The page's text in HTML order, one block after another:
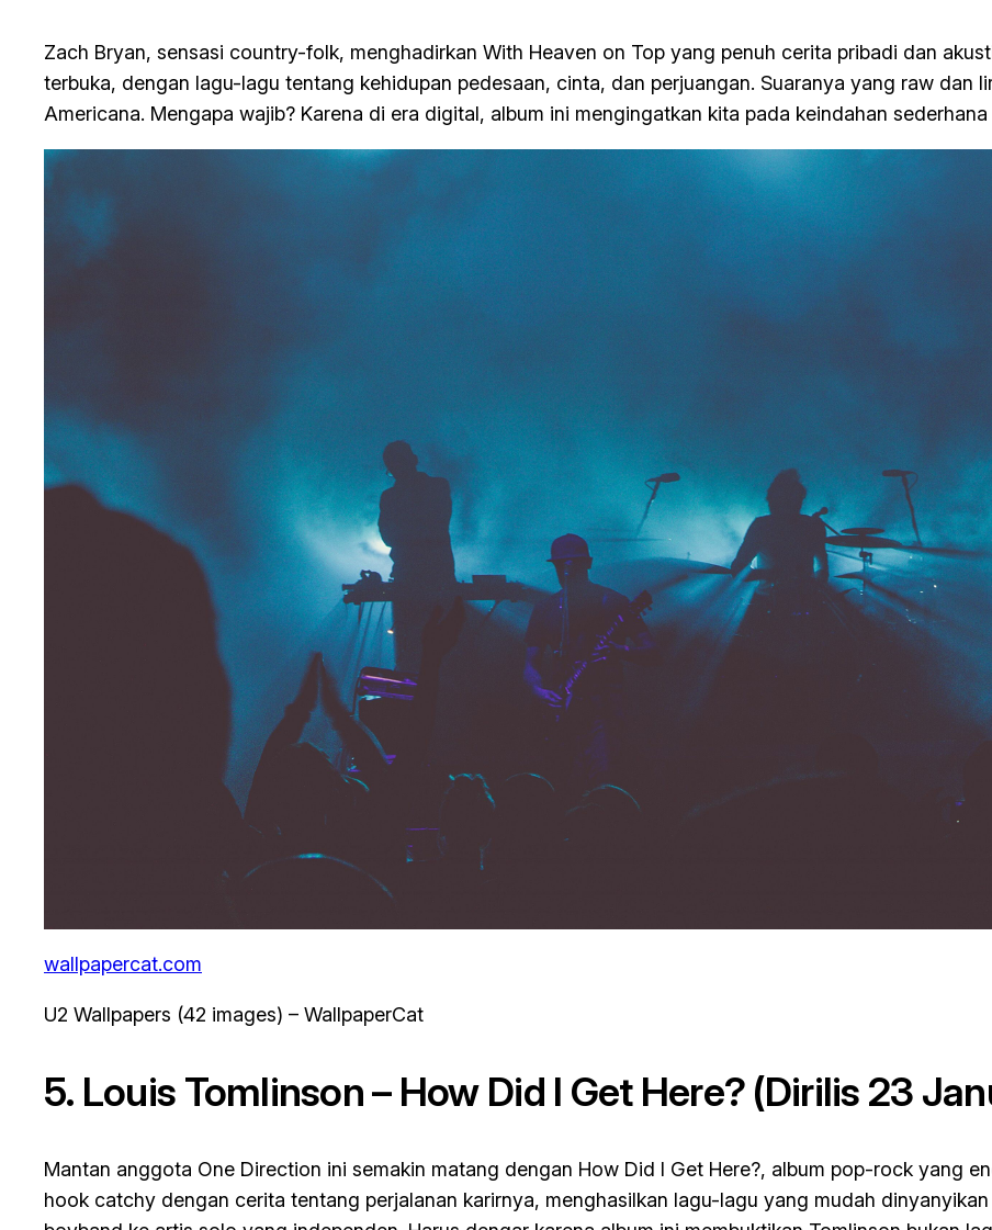
Zach Bryan, sensasi country-folk, menghadirkan With Heaven on Top yang penuh cerita pribadi dan
terbuka, dengan lagu-lagu tentang kehidupan pedesaan, cinta, dan perjuangan. Suaranya yang raw dan
Americana. Mengapa wajib? Karena di era digital, album ini mengingatkan kita pada keindahan
wallpapercat.com
U2 Wallpapers (42 images) – WallpaperCat
5. Louis Tomlinson – How Did I Get Here? (Dirilis 23
Mantan anggota One Direction ini semakin matang dengan How Did I Get Here?, album pop-rock yang
hook catchy dengan cerita tentang perjalanan karirnya, menghasilkan lagu-lagu yang mudah